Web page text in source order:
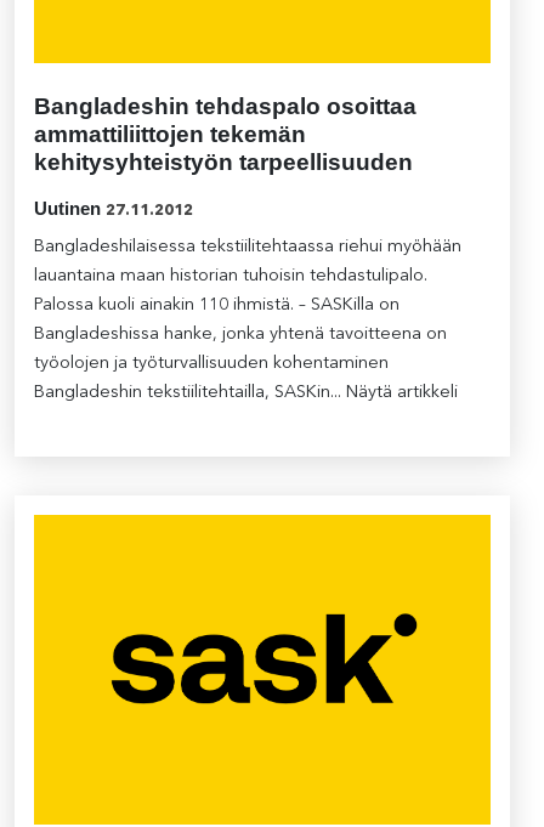
Bangladeshin tehdaspalo osoittaa
ammattiliittojen tekemän
kehitysyhteistyön tarpeellisuuden
Uutinen 27.11.2012
Bangladeshilaisessa tekstiilitehtaassa riehui myöhään
lauantaina maan historian tuhoisin tehdastulipalo.
Palossa kuoli ainakin 110 ihmistä. – SASKilla on
Bangladeshissa hanke, jonka yhtenä tavoitteena on
työolojen ja työturvallisuuden kohentaminen
Bangladeshin tekstiilitehtailla, SASKin... Näytä artikkeli